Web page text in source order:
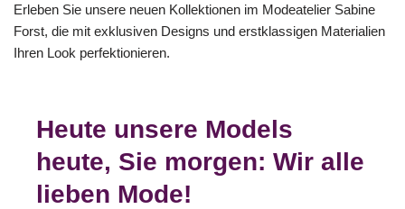
Erleben Sie unsere neuen Kollektionen im Modeatelier Sabine
Forst, die mit exklusiven Designs und erstklassigen Materialien
Ihren Look perfektionieren.
Heute unsere Models
heute, Sie morgen: Wir alle
lieben Mode!